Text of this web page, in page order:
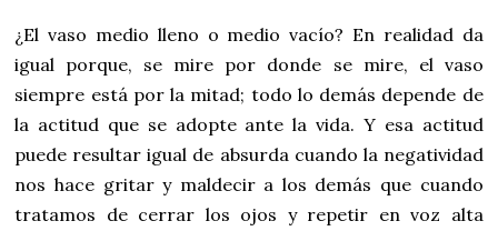
¿El vaso medio lleno o medio vacío? En realidad da
igual porque, se mire por donde se mire, el vaso
siempre está por la mitad; todo lo demás depende de
la actitud que se adopte ante la vida. Y esa actitud
puede resultar igual de absurda cuando la negatividad
nos hace gritar y maldecir a los demás que cuando
tratamos de cerrar los ojos y repetir en voz alta